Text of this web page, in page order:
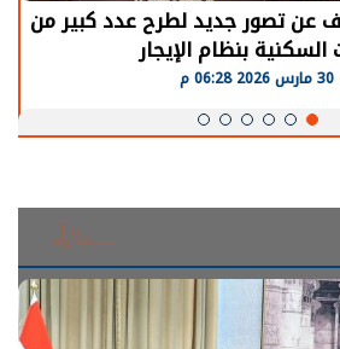
عن تصور جديد لطرح عدد كبير من
السكنية بنظام الإيجار